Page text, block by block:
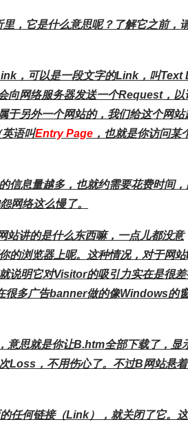
，它是什么意思呢？了解它之前，
，可以是一段文字的Link，叫Text
向网络服务器发送一个Request，以
于另外一个网站的，我们给这个网站
语叫Entry Page ，也就是你访问某
信息量越多，也就约需要花费时间，
网络这么慢了。
站讲的是什么东西嘛，一点儿都没意
的浏览器上呢。这种情况，对于网
说明它对Visitor的吸引力实在是很差
多广告banner做的像Windows的
意思就是你让B.htm全部下载了，显
Loss，不用伤心了。不过B网站悬
任何链接（Link），就关闭了它。